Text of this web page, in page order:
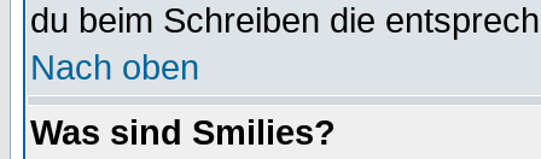
du beim Schreiben die
Nach oben
Was sind Smilies?